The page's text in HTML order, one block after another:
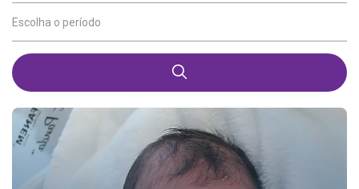
Escolha o período